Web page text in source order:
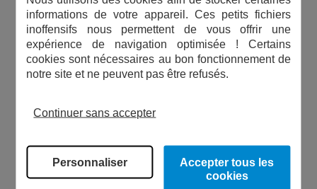
supplémentaires en vous inscrivant dans les 3 mois suivant
de jardin.
Garantie initiale 2 ans + 3 ans d'extension = 5 ans de
garantie !
informations de votre appareil. Ces petits fichiers
inoffensifs nous permettent de vous offrir une
expérience de navigation optimisée ! Certains
cookies sont nécessaires au bon fonctionnement de
notre site et ne peuvent pas être refusés.
Continuer sans accepter
Personnaliser
Accepter tous les
cookies